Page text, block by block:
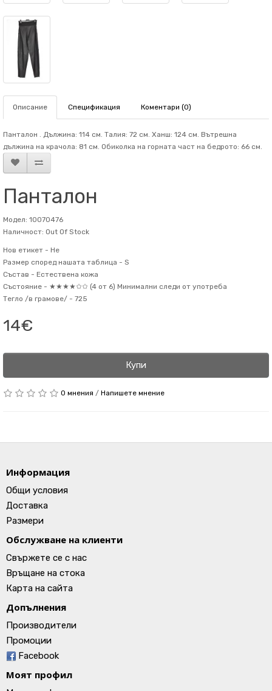
Описание Спецификация Коментари (0)
Панталон . Дължина: 114 см. Талия: 72 см. Ханш: 124 см. Вътрешна
дължина на крачола: 81 см. Обиколка на горната част на бедрото: 66 см.
Панталон
Модел: 10070476
Наличност: Out Of Stock
Нов етикет - Не
Размер според нашата таблица - S
Състав - Естествена кожа
Състояние - ★★★★✩✩ (4 от 6) Минимални следи от употреба
Тегло /в грамове/ - 725
14€
Купи
0 мнения / Напишете мнение
Информация
Общи условия
Доставка
Размери
Обслужване на клиенти
Свържете се с нас
Връщане на стока
Карта на сайта
Допълнения
Производители
Промоции
Facebook
Моят профил